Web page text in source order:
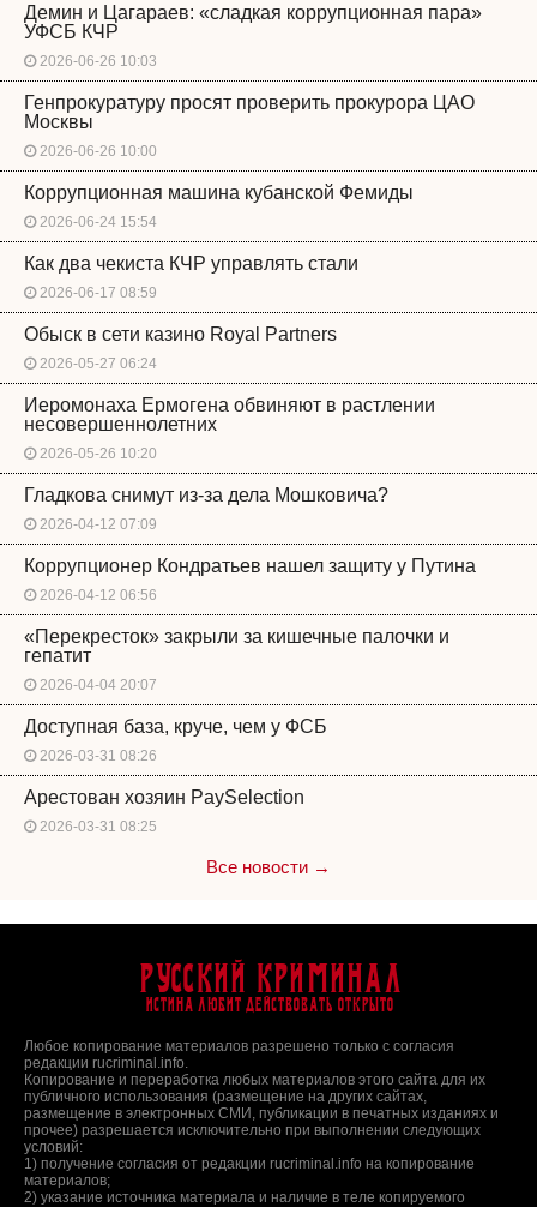
Демин и Цагараев: «сладкая коррупционная пара»
УФСБ КЧР
2026-06-26 10:03
Генпрокуратуру просят проверить прокурора ЦАО
Москвы
2026-06-26 10:00
Коррупционная машина кубанской Фемиды
2026-06-24 15:54
Как два чекиста КЧР управлять стали
2026-06-17 08:59
Обыск в сети казино Royal Partners
2026-05-27 06:24
Иеромонаха Ермогена обвиняют в растлении
несовершеннолетних
2026-05-26 10:20
Гладкова снимут из-за дела Мошковича?
2026-04-12 07:09
Коррупционер Кондратьев нашел защиту у Путина
2026-04-12 06:56
«Перекресток» закрыли за кишечные палочки и
гепатит
2026-04-04 20:07
Доступная база, круче, чем у ФСБ
2026-03-31 08:26
Арестован хозяин PaySelection
2026-03-31 08:25
Все новости →
Русский Криминал
Истина любит действовать открыто
Любое копирование материалов разрешено только с согласия
редакции rucriminal.info.
Копирование и переработка любых материалов этого сайта для их
публичного использования (размещение на других сайтах,
размещение в электронных СМИ, публикации в печатных изданиях и
прочее) разрешается исключительно при выполнении следующих
условий:
1) получение согласия от редакции rucriminal.info на копирование
материалов;
2) указание источника материала и наличие в теле копируемого